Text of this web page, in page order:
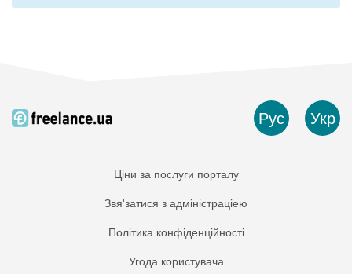
Рус Укр
Ціни за послуги порталу
Звя'затися з адміністраціею
Політика конфіденційності
Угода користувача